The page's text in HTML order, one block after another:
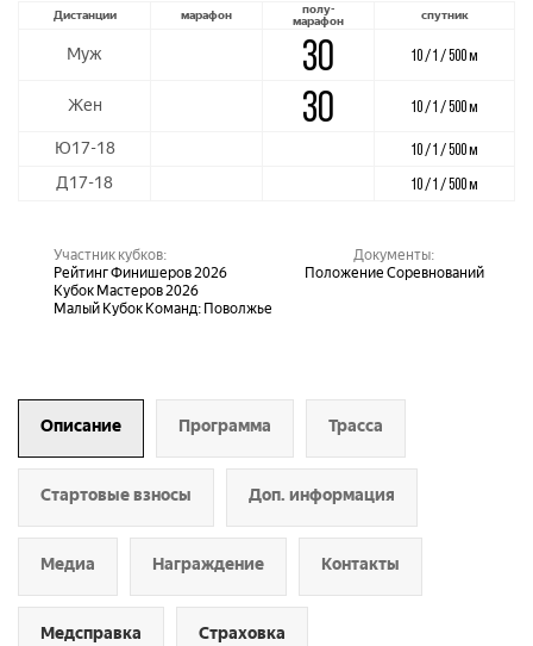
Дистанции марафон полу-
марафон спутник
Муж 30 10 / 1 / 500 м
Жен 30 10 / 1 / 500 м
Ю17-18 10 / 1 / 500 м
Д17-18 10 / 1 / 500 м
Участник кубков:
Рейтинг Финишеров 2026
Кубок Мастеров 2026
Малый Кубок Команд: Поволжье
Документы:
Положение Соревнований
Описание Программа Трасса
Стартовые взносы Доп. информация
Медиа Награждение Контакты
Медсправка Страховка